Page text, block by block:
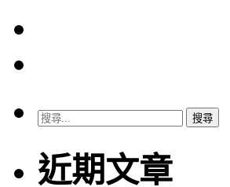
搜
關
鍵
近期文章